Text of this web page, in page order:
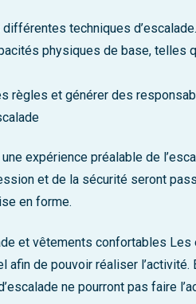
techniques d’escalade.
physiques de base, telles
règles et générer des
une expérience préalable de
et de la sécurité seront
en forme.
et vêtements confortables Les
afin de pouvoir réaliser
ne pourront pas faire